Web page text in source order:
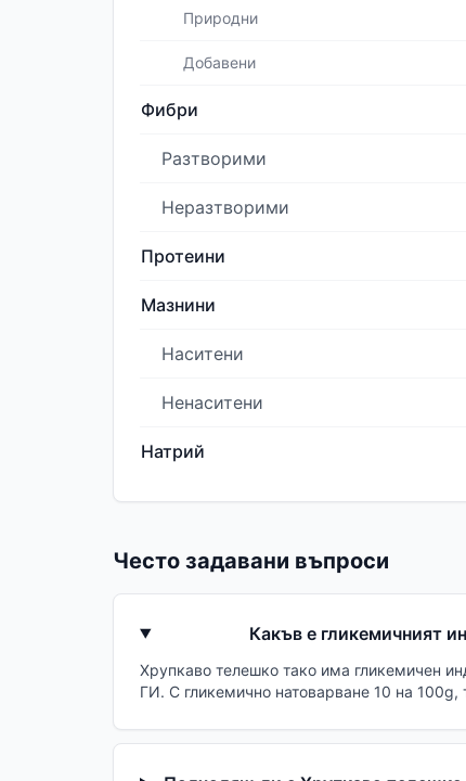
Природни
Добавени
Фибри
Разтворими
Неразтворими
Протеини
Мазнини
Наситени
Ненаситени
Натрий
Често задавани въпроси
Какъв е гликемичният
Хрупкаво телешко тако има гликемичен
ГИ. С гликемично натоварване 10 на